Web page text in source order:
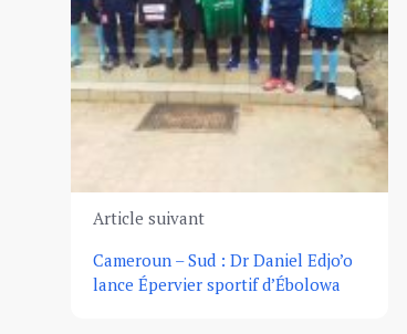
Article suivant
Cameroun – Sud : Dr Daniel Edjo’o
lance Épervier sportif d’Ébolowa